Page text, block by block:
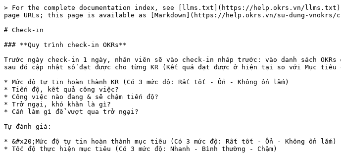
> For the complete documentation index, see [llms.txt](https://help.okrs.vn/llms.txt).
page URLs; this page is available as [Markdown](https://help.okrs.vn/su-dung-vnokrs/
# Check-in
### **Quy trình check-in OKRs**
Trước ngày check-in 1 ngày, nhân viên sẽ vào check-in nháp trước: vào danh sách
sau đó cập nhật số đạt được cho từng KR (Kết quả đạt được ở hiện tại so với Mục
* Mức độ tự tin hoàn thành KR (Có 3 mức độ: Rất tốt - Ổn - Không ổn lắm)
* Tiến độ, kết quả công việc?
* Công việc nào đang & sẽ chậm tiến độ?
* Trở ngại, khó khăn là gì?
* Cần làm gì để vượt qua trở ngại?
Tự đánh giá:
* &#x20;Mức độ tự tin hoàn thành mục tiêu (Có 3 mức độ: Rất tốt - Ổn - Không ổn lắm)
* Tốc độ thực hiện mục tiêu (Có 3 mức độ: Nhanh - Bình thường - Chậm)